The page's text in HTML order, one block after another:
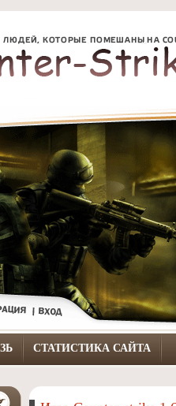
СТАТИСТИКА САЙТА